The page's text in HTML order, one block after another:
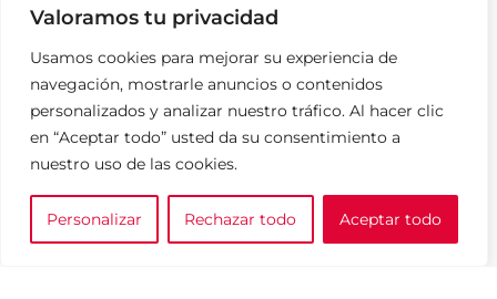
Valoramos tu privacidad
Usamos cookies para mejorar su experiencia de
navegación, mostrarle anuncios o contenidos
personalizados y analizar nuestro tráfico. Al hacer clic
en “Aceptar todo” usted da su consentimiento a
nuestro uso de las cookies.
Personalizar Rechazar todo Aceptar todo
INFORMACIÓN
Sobre SparkLoad
Distribuidores
FAQ
Contacto
Noticias
0